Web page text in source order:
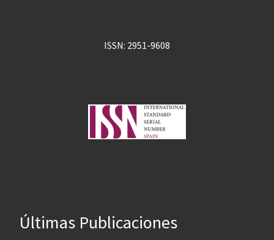
ISSN: 2951-9608
Últimas Publicaciones